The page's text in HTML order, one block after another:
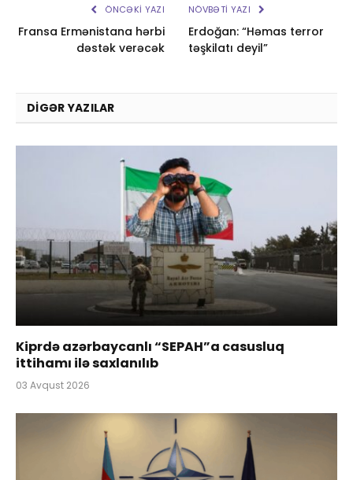
ÖNCƏKI YAZI
Fransa Ermənistana hərbi
dəstək verəcək
NÖVBƏTI YAZI
Erdoğan: “Həmas terror
təşkilatı deyil”
DIGƏR YAZILAR
Kiprdə azərbaycanlı “SEPAH”a casusluq
ittihamı ilə saxlanılıb
03 Avqust 2026